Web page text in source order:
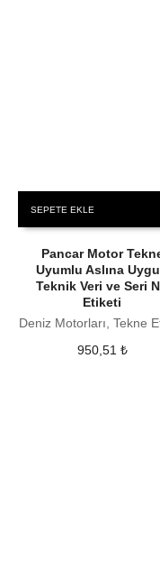
SEPETE EKLE
Pancar Motor
Uyumlu Aslına
Teknik Veri ve Seri
Etiketi
Deniz Motorları, Tekne
950,51 ₺